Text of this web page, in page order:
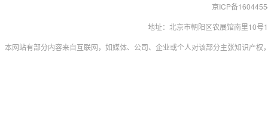
京ICP备
地址：北京市朝阳区农展馆南里10
本网站有部分内容来自互联网，如媒体、公司、企业或个人对该部分主张知识产